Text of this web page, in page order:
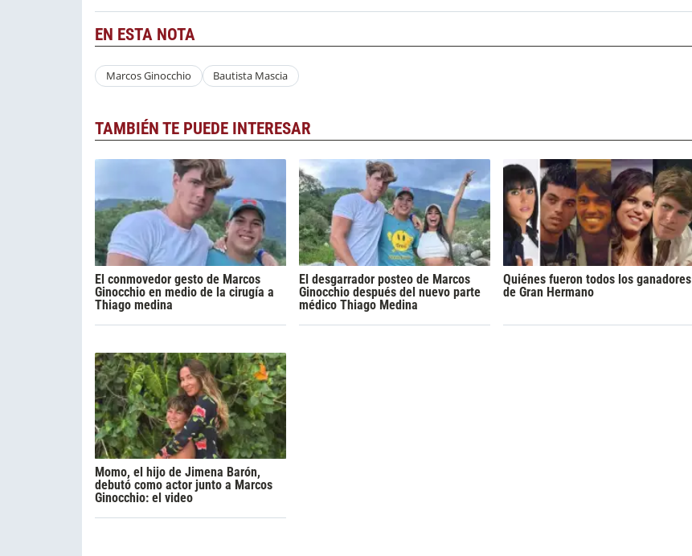
EN ESTA NOTA
Marcos Ginocchio Bautista Mascia
TAMBIÉN TE PUEDE INTERESAR
El conmovedor gesto de Marcos
Ginocchio en medio de la cirugía a
Thiago medina
El desgarrador posteo de Marcos
Ginocchio después del nuevo parte
médico Thiago Medina
Quiénes fueron todos los ganadores
de Gran Hermano
Momo, el hijo de Jimena Barón,
debutó como actor junto a Marcos
Ginocchio: el video